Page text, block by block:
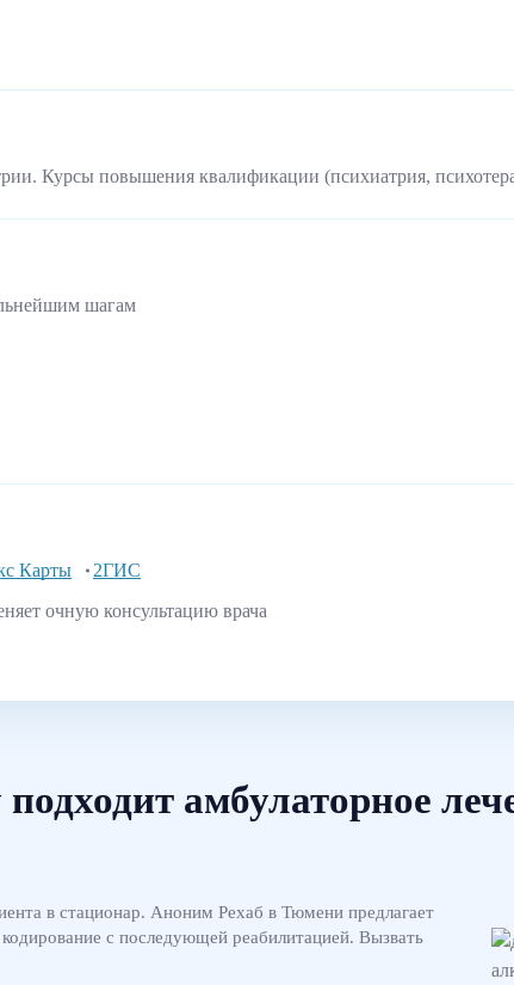
Курсы повышения квалификации (психиатрия,
шагам
Карты
2ГИС
очную консультацию врача
амбулаторное
в стационар. Аноним Рехаб в Тюмени предлагает
с последующей реабилитацией. Вызвать